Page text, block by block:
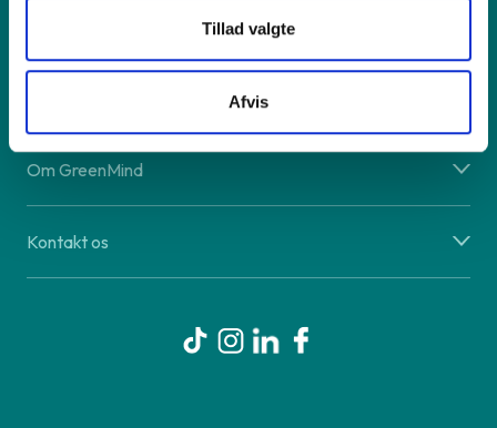
Tillad valgte
Afvis
Om GreenMind
Kontakt os